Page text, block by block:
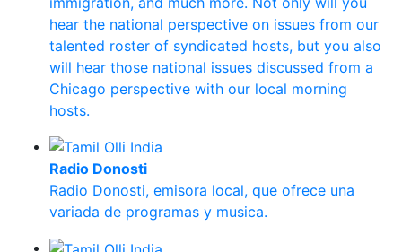
hear the national perspective on issues from our
talented roster of syndicated hosts, but you also
will hear those national issues discussed from a
Chicago perspective with our local morning
hosts.
Radio Donosti
Radio Donosti, emisora local, que ofrece una
variada de programas y musica.